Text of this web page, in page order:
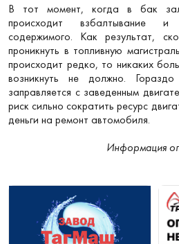
В тот момент, когда в бак
происходит взбалтывание и
содержимого. Как результат,
проникнуть в топливную
происходит редко, то никаких
возникнуть не должно.
заправляется с заведенным
риск сильно сократить ресурс
деньги на ремонт автомобиля.
Информация